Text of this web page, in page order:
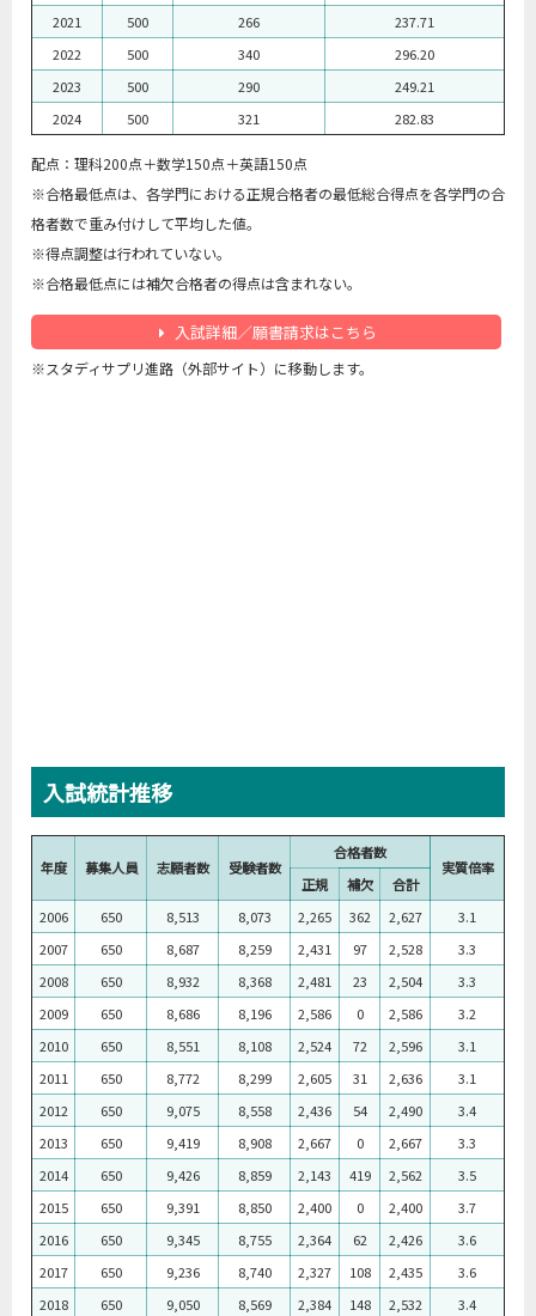
2021
500 266
237.71
2022
500 340
296.20
2023
500 290
249.21
2024
500 321 282.83
配点：理科200点＋数学150点＋英語150点
※合格最低点は、各学門における正規合格者の最低総合得点を各学門の合
格者数で重み付けして平均した値。
※得点調整は行われていない。
※合格最低点には補欠合格者の得点は含まれない。
入試詳細／願書請求はこちら
※スタディサプリ進路（外部サイト）に移動します。
入試統計推移
年度 募集人員 志願者数 受験者数
合格者数
実質倍率
正規
補欠
合計
2006
650 8,513 8,073 2,265 362 2,627
3.1
2007
650 8,687 8,259 2,431 97 2,528
3.3
2008
650 8,932 8,368 2,481 23 2,504
3.3
2009
650 8,686 8,196 2,586 0 2,586
3.2
2010
650 8,551 8,108 2,524 72 2,596
3.1
2011
650 8,772 8,299 2,605 31 2,636
3.1
2012
650 9,075 8,558 2,436 54 2,490
3.4
2013
650 9,419 8,908 2,667 0 2,667
3.3
2014
650 9,426 8,859 2,143 419 2,562
3.5
2015
650 9,391 8,850 2,400 0 2,400
3.7
2016
650 9,345 8,755 2,364 62 2,426
3.6
2017
650 9,236 8,740 2,327 108 2,435
3.6
2018
650 9,050 8,569 2,384 148 2,532 3.4